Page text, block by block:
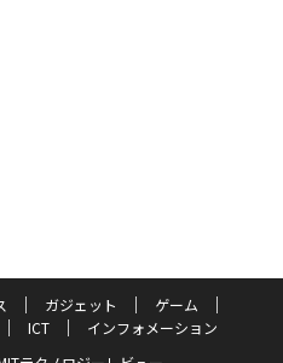
ガジェット
ゲーム
ICT
インフォメーション